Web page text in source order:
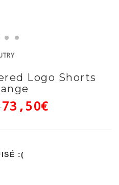
Logo Shorts
73,50€
:(